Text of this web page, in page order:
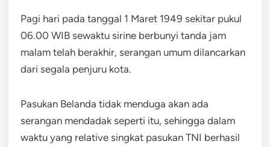
Pagi hari pada tanggal 1 Maret 1949 sekitar pukul
06.00 WIB sewaktu sirine berbunyi tanda jam
malam telah berakhir, serangan umum dilancarkan
dari segala penjuru kota.
Pasukan Belanda tidak menduga akan ada
serangan mendadak seperti itu, sehingga dalam
waktu yang relative singkat pasukan TNI berhasil